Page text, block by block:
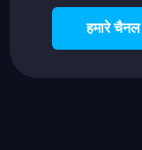
हमारे